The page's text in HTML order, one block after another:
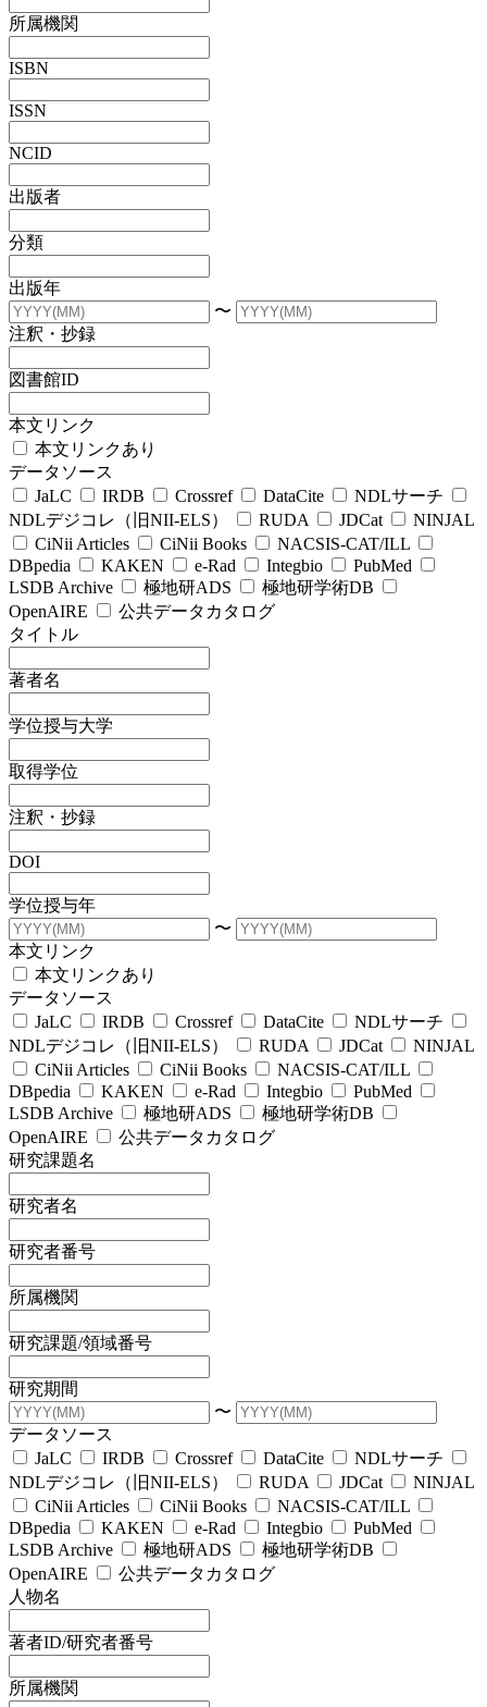
所属機関
ISBN
ISSN
NCID
出版者
分類
出版年
〜
注釈・抄録
図書館ID
本文リンク
本文リンクあり
データソース
JaLC
IRDB Crossref DataCite
NDLサーチ
NDLデジコレ（旧NII-ELS）
RUDA JDCat
NINJAL
CiNii Articles
CiNii Books
NACSIS-CAT/ILL
DBpedia
KAKEN e-Rad Integbio
PubMed
LSDB Archive
極地研ADS
極地研学術DB
OpenAIRE
公共データカタログ
タイトル
著者名
学位授与大学
取得学位
注釈・抄録
DOI
学位授与年
〜
本文リンク
本文リンクあり
データソース
JaLC
IRDB Crossref DataCite
NDLサーチ
NDLデジコレ（旧NII-ELS）
RUDA JDCat
NINJAL
CiNii Articles
CiNii Books
NACSIS-CAT/ILL
DBpedia
KAKEN e-Rad Integbio
PubMed
LSDB Archive
極地研ADS
極地研学術DB
OpenAIRE
公共データカタログ
研究課題名
研究者名
研究者番号
所属機関
研究課題/領域番号
研究期間
〜
データソース
JaLC
IRDB Crossref DataCite
NDLサーチ
NDLデジコレ（旧NII-ELS）
RUDA JDCat
NINJAL
CiNii Articles
CiNii Books
NACSIS-CAT/ILL
DBpedia
KAKEN e-Rad Integbio
PubMed
LSDB Archive
極地研ADS
極地研学術DB
OpenAIRE
公共データカタログ
人物名
著者ID/研究者番号
所属機関